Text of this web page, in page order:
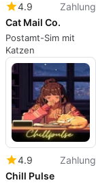
4.9
Zahlung
Cat Mail Co.
Postamt-Sim mit
Katzen
4.9
Zahlung
Chill Pulse